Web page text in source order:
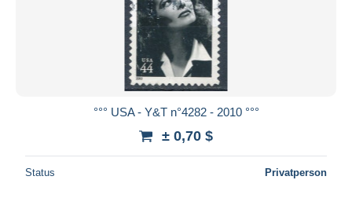
°°° USA - Y&T n°4282 - 2010 °°°
± 0,70 $
Status Privatperson